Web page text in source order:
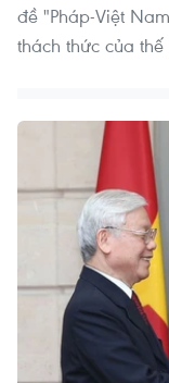
đề "Pháp-Việt
thách thức của thế